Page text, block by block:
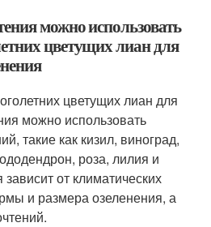
можно использовать
цветущих лиан для
цветущих лиан для
можно использовать
такие как кизил, виноград,
роза, лилия и
от климатических
и размера озеленения, а